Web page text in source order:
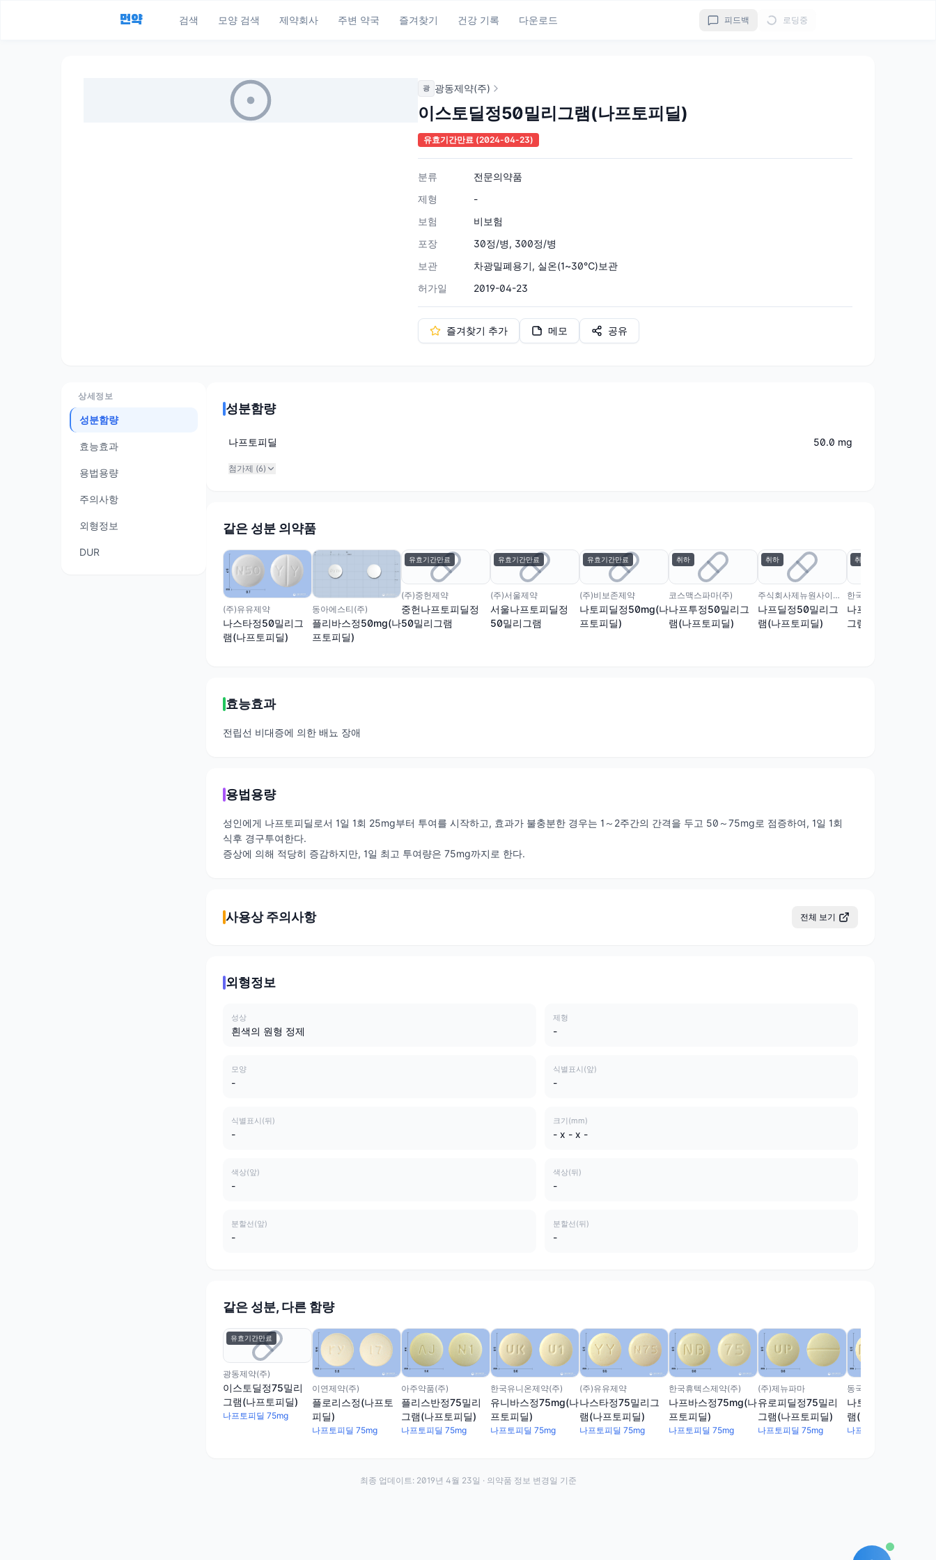
먼약 검색 모양 검색 제약회사 주변 약국 즐겨찾기 건강 기록 다운로드 피드백 로딩중
광 광동제약(주)
이스토딜정50밀리그램(나프토피딜)
유효기간만료 (2024-04-23)
분류
전문의약품
제형
-
보험
비보험
포장
30정/병, 300정/병
보관
차광밀폐용기, 실온(1~30℃)보관
허가일
2019-04-23
즐겨찾기 추가 메모 공유
상세정보
성분함량
효능효과
용법용량
주의사항
외형정보
DUR
성분함량
나프토피딜 50.0 mg
첨가제 (6)
같은 성분 의약품
(주)유유제약
나스타정50밀리그
램(나프토피딜)
동아에스티(주)
플리바스정50mg(나
프토피딜)
유효기간만료
(주)중헌제약
중헌나프토피딜정
50밀리그램
유효기간만료
(주)서울제약
서울나프토피딜정
50밀리그램
유효기간만료
(주)비보존제약
나토피딜정50mg(나
프토피딜)
취하
코스맥스파마(주)
나프투정50밀리그
램(나프토피딜)
취하
주식회사제뉴원사이언스
나프딜정50밀리그
램(나프토피딜)
취하
한국휴텍스제약(주)
나프바스정50밀리
그램(나프토피딜)
효능효과
전립선 비대증에 의한 배뇨 장애
용법용량
성인에게 나프토피딜로서 1일 1회 25mg부터 투여를 시작하고, 효과가 불충분한 경우는 1～2주간의 간격을 두고 50～75mg로 점증하여, 1일 1회
식후 경구투여한다.
증상에 의해 적당히 증감하지만, 1일 최고 투여량은 75mg까지로 한다.
사용상 주의사항 전체 보기
외형정보
성상
흰색의 원형 정제
제형
-
모양
-
식별표시(앞)
-
식별표시(뒤)
-
크기(mm)
- x - x -
색상(앞)
-
색상(뒤)
-
분할선(앞)
-
분할선(뒤)
-
같은 성분, 다른 함량
유효기간만료
광동제약(주)
이스토딜정75밀리
그램(나프토피딜)
나프토피딜 75mg
이연제약(주)
플로리스정(나프토
피딜)
나프토피딜 75mg
아주약품(주)
플리스반정75밀리
그램(나프토피딜)
나프토피딜 75mg
한국유니온제약(주)
유니바스정75mg(나
프토피딜)
나프토피딜 75mg
(주)유유제약
나스타정75밀리그
램(나프토피딜)
나프토피딜 75mg
한국휴텍스제약(주)
나프바스정75mg(나
프토피딜)
나프토피딜 75mg
(주)제뉴파마
유로피딜정75밀리
그램(나프토피딜)
나프토피딜 75mg
동국제약(주)
나토딜정75밀리그
램(나프토피딜)
나프토피딜 75mg
최종 업데이트: 2019년 4월 23일 · 의약품 정보 변경일 기준